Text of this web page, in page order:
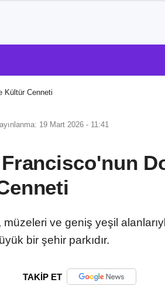
Kültür Cenneti
19 Mart 2026 - 11:41
ve geniş yeşil
bir şehir parkıdır.
TAKİP ET